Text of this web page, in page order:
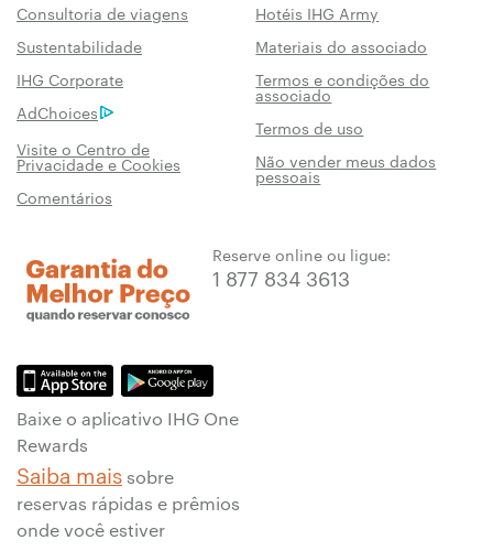
Consultoria de viagens
Hotéis IHG Army
Sustentabilidade
Materiais do associado
IHG Corporate
Termos e condições do
associado
AdChoices
Termos de uso
Visite o Centro de
Privacidade e Cookies Não vender meus dados
pessoais
Comentários
Reserve online ou ligue:
1 877 834 3613
Baixe o aplicativo IHG One
Rewards
Saiba mais sobre
reservas rápidas e prêmios
onde você estiver